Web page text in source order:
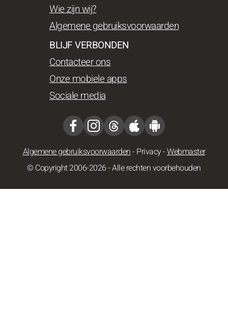
Wie zijn wij?
Algemene gebruiksvoorwaarden
BLIJF VERBONDEN
Contacteer ons
Onze mobiele apps
Sociale media
Algemene gebruiksvoorwaarden- Privacy-Webmaster
© Copyright 2006-2026 - Alle rechten voorbehouden